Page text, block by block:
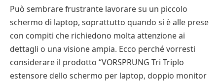
Può sembrare frustrante lavorare su un piccolo
schermo di laptop, soprattutto quando si è alle prese
con compiti che richiedono molta attenzione ai
dettagli o una visione ampia. Ecco perché vorresti
considerare il prodotto “VORSPRUNG Tri Triplo
estensore dello schermo per laptop, doppio monitor